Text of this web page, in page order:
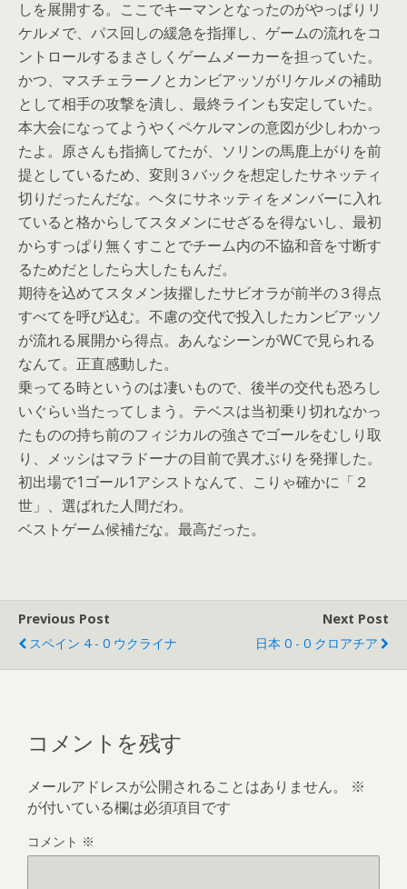
しを展開する。ここでキーマンとなったのがやっぱりリ
ケルメで、パス回しの緩急を指揮し、ゲームの流れをコ
ントロールするまさしくゲームメーカーを担っていた。
かつ、マスチェラーノとカンビアッソがリケルメの補助
として相手の攻撃を潰し、最終ラインも安定していた。
本大会になってようやくペケルマンの意図が少しわかっ
たよ。原さんも指摘してたが、ソリンの馬鹿上がりを前
提としているため、変則３バックを想定したサネッティ
切りだったんだな。ヘタにサネッティをメンバーに入れ
ていると格からしてスタメンにせざるを得ないし、最初
からすっぱり無くすことでチーム内の不協和音を寸断す
るためだとしたら大したもんだ。
期待を込めてスタメン抜擢したサビオラが前半の３得点
すべてを呼び込む。不慮の交代で投入したカンビアッソ
が流れる展開から得点。あんなシーンがWCで見られる
なんて。正直感動した。
乗ってる時というのは凄いもので、後半の交代も恐ろし
いぐらい当たってしまう。テベスは当初乗り切れなかっ
たものの持ち前のフィジカルの強さでゴールをむしり取
り、メッシはマラドーナの目前で異才ぶりを発揮した。
初出場で1ゴール1アシストなんて、こりゃ確かに「２
世」、選ばれた人間だわ。
ベストゲーム候補だな。最高だった。
Previous Post
スペイン 4 - 0 ウクライナ
Next Post
日本 0 - 0 クロアチア
コメントを残す
メールアドレスが公開されることはありません。
※
が付いている欄は必須項目です
コメント ※